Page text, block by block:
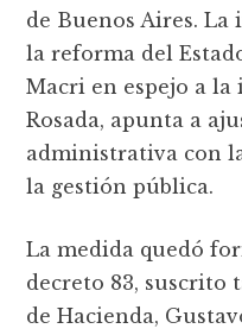
de Buenos Aires.
la reforma del
Macri en espejo a la
Rosada, apunta a
administrativa con
la gestión pública.
La medida quedó
decreto 83, suscrito
de Hacienda,